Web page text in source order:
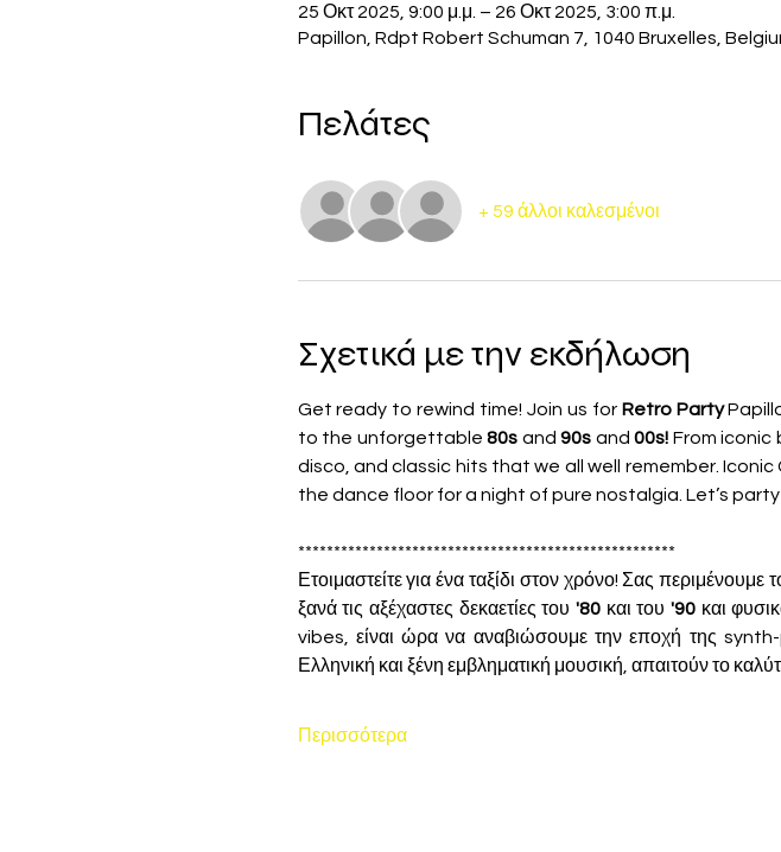
25 Οκτ 2025, 9:00 μ.μ. – 26 Οκτ 2025, 3:00 π.μ.
Papillon, Rdpt Robert Schuman 7, 1040 Bruxelles,
Πελάτες
+ 59 άλλοι καλεσμένοι
Σχετικά με την εκδήλωση
Get ready to rewind time! Join us for Retro Party
to the unforgettable 80s and 90s and 00s! From iconic
disco, and classic hits that we all well remember.
the dance floor for a night of pure nostalgia. Let’s
*****************************************************
Ετοιμαστείτε για ένα ταξίδι στον χρόνο! Σας
ξανά τις αξέχαστες δεκαετίες του '80 και του '90 και
vibes, είναι ώρα να αναβιώσουμε την εποχή της
Ελληνική και ξένη εμβληματική μουσική, απαιτούν το
Περισσότερα